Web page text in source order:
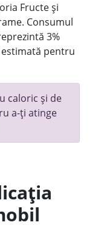
Fructe și
Consumul
3%
pentru
caloric și de
a-ți atinge